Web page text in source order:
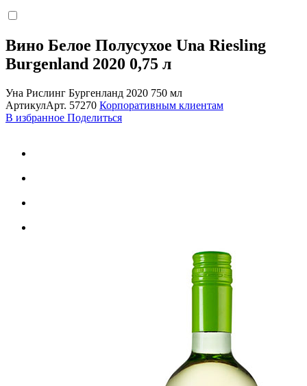
Вино Белое Полусухое Una Riesling
Burgenland 2020 0,75 л
Уна Рислинг Бургенланд 2020 750 мл
АртикулАрт. 57270 Корпоративным клиентам
В избранное Поделиться